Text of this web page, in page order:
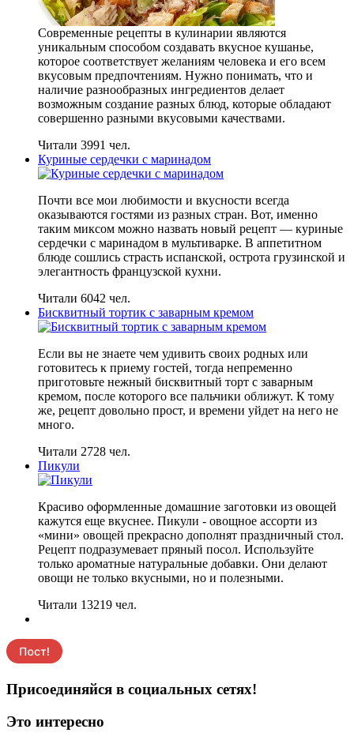
Современные рецепты в кулинарии являются
уникальным способом создавать вкусное кушанье,
которое соответствует желаниям человека и его всем
вкусовым предпочтениям. Нужно понимать, что и
наличие разнообразных ингредиентов делает
возможным создание разных блюд, которые обладают
совершенно разными вкусовыми качествами.
Читали 3991 чел.
Куриные сердечки с маринадом
Почти все мои любимости и вкусности всегда
оказываются гостями из разных стран. Вот, именно
таким миксом можно назвать новый рецепт — куриные
сердечки с маринадом в мультиварке. В аппетитном
блюде сошлись страсть испанской, острота грузинской и
элегантность французской кухни.
Читали 6042 чел.
Бисквитный тортик с заварным кремом
Если вы не знаете чем удивить своих родных или
готовитесь к приему гостей, тогда непременно
приготовьте нежный бисквитный торт с заварным
кремом, после которого все пальчики оближут. К тому
же, рецепт довольно прост, и времени уйдет на него не
много.
Читали 2728 чел.
Пикули
Красиво оформленные домашние заготовки из овощей
кажутся еще вкуснее. Пикули - овощное ассорти из
«мини» овощей прекрасно дополнят праздничный стол.
Рецепт подразумевает пряный посол. Используйте
только ароматные натуральные добавки. Они делают
овощи не только вкусными, но и полезными.
Читали 13219 чел.
Присоединяйся в социальных сетях!
Это интересно